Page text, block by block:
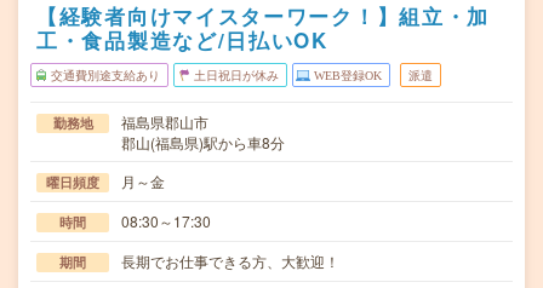
【経験者向けマイスターワーク！】組立・加
工・食品製造など/日払いOK
交通費別途支給あり 土日祝日が休み WEB登録OK 派遣
勤務地
福島県郡山市
郡山(福島県)駅から車8分
曜日頻度 月～金
時間 08:30～17:30
期間 長期でお仕事できる方、大歓迎！